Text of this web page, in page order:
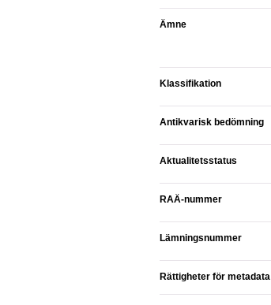
Ämne
Klassifikation
Antikvarisk bedömning
Aktualitetsstatus
RAÄ-nummer
Lämningsnummer
Rättigheter för metadata